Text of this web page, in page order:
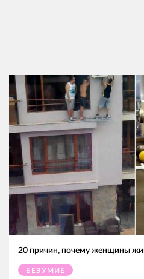
20 причин, почему женщины
БЕЗУМИЕ